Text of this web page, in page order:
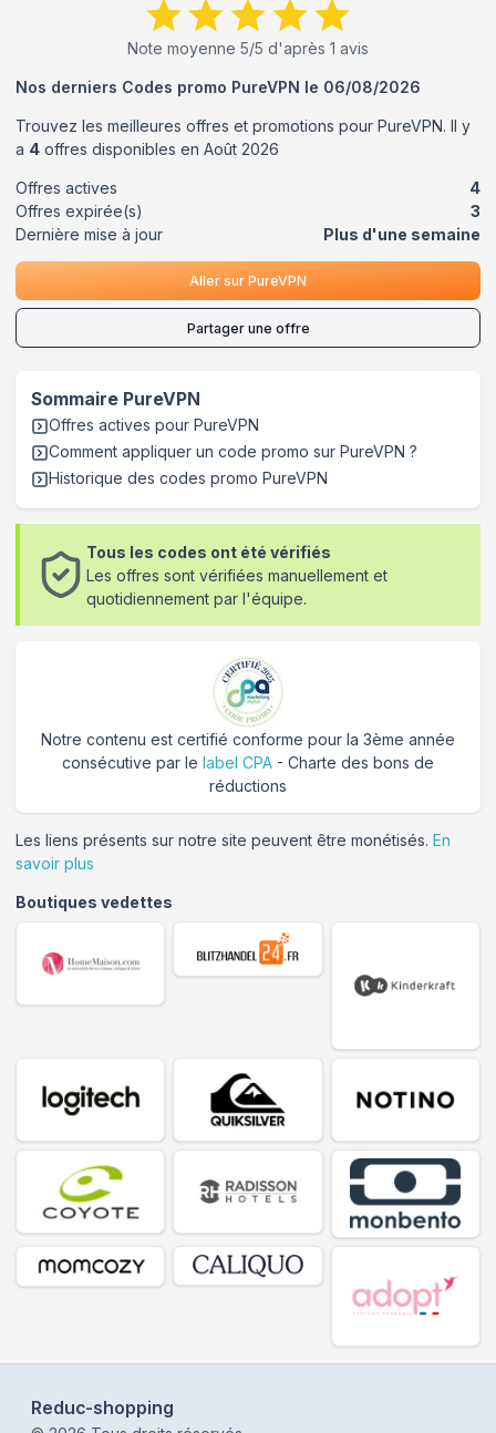
Note moyenne 5/5 d'après 1 avis
Nos derniers Codes promo PureVPN le 06/08/2026
Trouvez les meilleures offres et promotions pour PureVPN. Il y
a 4 offres disponibles en Août 2026
Offres actives
4
Offres expirée(s)
3
Dernière mise à jour
Plus d'une semaine
Aller sur PureVPN
Partager une offre
Sommaire PureVPN
Offres actives pour PureVPN
Comment appliquer un code promo sur PureVPN ?
Historique des codes promo PureVPN
Tous les codes ont été vérifiés
Les offres sont vérifiées manuellement et
quotidiennement par l'équipe.
Notre contenu est certifié conforme pour la 3ème année
consécutive par le label CPA - Charte des bons de
réductions
Les liens présents sur notre site peuvent être monétisés. En
savoir plus
Boutiques vedettes
Reduc-shopping